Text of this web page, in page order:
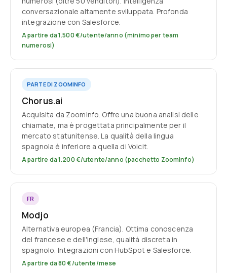
conversazionale altamente sviluppata. Profonda
integrazione con Salesforce.
A partire da 1.500 €/utente/anno (minimo per team
numerosi)
PARTE DI ZOOMINFO
Chorus.ai
Acquisita da ZoomInfo. Offre una buona analisi delle
chiamate, ma è progettata principalmente per il
mercato statunitense. La qualità della lingua
spagnola è inferiore a quella di Voicit.
A partire da 1.200 €/utente/anno (pacchetto ZoomInfo)
FR
Modjo
Alternativa europea (Francia). Ottima conoscenza
del francese e dell'inglese, qualità discreta in
spagnolo. Integrazioni con HubSpot e Salesforce.
A partire da 80 €/utente/mese